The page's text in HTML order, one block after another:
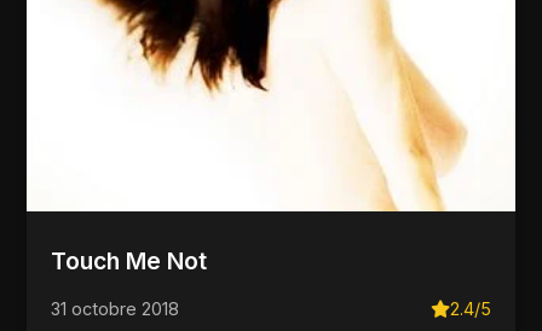
Touch Me Not
31 octobre 2018 2.4/5